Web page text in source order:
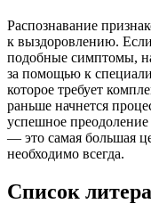
Распознавание
к выздоровлению.
подобные симптомы,
за помощью к
которое требует
раньше начнется
успешное
— это самая большая
необходимо всегда.
Список